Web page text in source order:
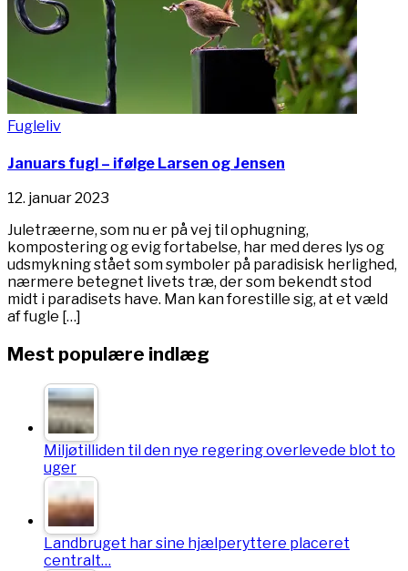
Fugleliv
Januars fugl – ifølge Larsen og Jensen
12. januar 2023
Juletræerne, som nu er på vej til ophugning,
kompostering og evig fortabelse, har med deres lys og
udsmykning stået som symboler på paradisisk herlighed,
nærmere betegnet livets træ, der som bekendt stod
midt i paradisets have. Man kan forestille sig, at et væld
af fugle […]
Mest populære indlæg
Miljøtilliden til den nye regering overlevede blot to
uger
Landbruget har sine hjælperyttere placeret
centralt…